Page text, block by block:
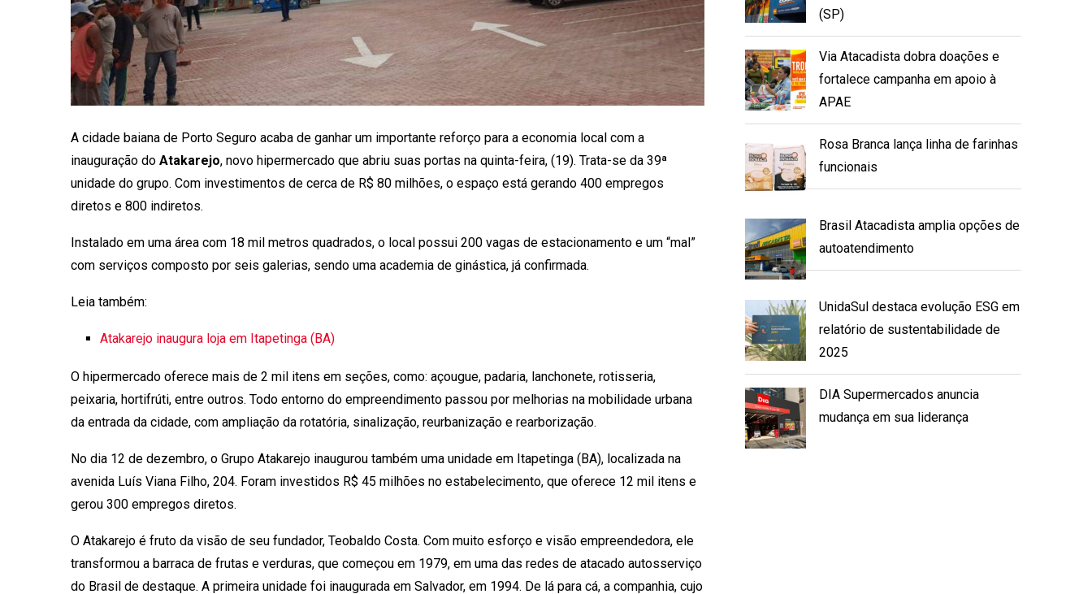
A cidade baiana de Porto Seguro acaba de ganhar um importante reforço para a economia local com a
inauguração do Atakarejo, novo hipermercado que abriu suas portas na quinta-feira, (19). Trata-se da 39ª
unidade do grupo. Com investimentos de cerca de R$ 80 milhões, o espaço está gerando 400 empregos
diretos e 800 indiretos.
Instalado em uma área com 18 mil metros quadrados, o local possui 200 vagas de estacionamento e um “mal”
com serviços composto por seis galerias, sendo uma academia de ginástica, já confirmada.
Leia também:
Atakarejo inaugura loja em Itapetinga (BA)
O hipermercado oferece mais de 2 mil itens em seções, como: açougue, padaria, lanchonete, rotisseria,
peixaria, hortifrúti, entre outros. Todo entorno do empreendimento passou por melhorias na mobilidade urbana
da entrada da cidade, com ampliação da rotatória, sinalização, reurbanização e rearborização.
No dia 12 de dezembro, o Grupo Atakarejo inaugurou também uma unidade em Itapetinga (BA), localizada na
avenida Luís Viana Filho, 204. Foram investidos R$ 45 milhões no estabelecimento, que oferece 12 mil itens e
gerou 300 empregos diretos.
O Atakarejo é fruto da visão de seu fundador, Teobaldo Costa. Com muito esforço e visão empreendedora, ele
transformou a barraca de frutas e verduras, que começou em 1979, em uma das redes de atacado autosserviço
do Brasil de destaque. A primeira unidade foi inaugurada em Salvador, em 1994. De lá para cá, a companhia, cujo
(SP)
Via Atacadista dobra doações e
fortalece campanha em apoio à
APAE
Rosa Branca lança linha de farinhas
funcionais
Brasil Atacadista amplia opções de
autoatendimento
UnidaSul destaca evolução ESG em
relatório de sustentabilidade de
2025
DIA Supermercados anuncia
mudança em sua liderança